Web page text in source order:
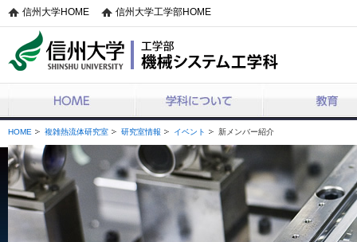
信州大学HOME 信州大学工学部HOME
機械システム工学科
HOME 複雑熱流体研究室 研究室情報 イベント 新メンバー紹介